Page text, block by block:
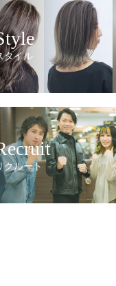
タイル
クルート